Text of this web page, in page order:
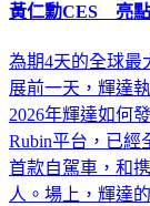
黃仁勳CES 亮點
為期4天的全球最
展前一天，輝達
2026年輝達如何
Rubin平台，已經
首款自駕車，和
人。場上，輝達